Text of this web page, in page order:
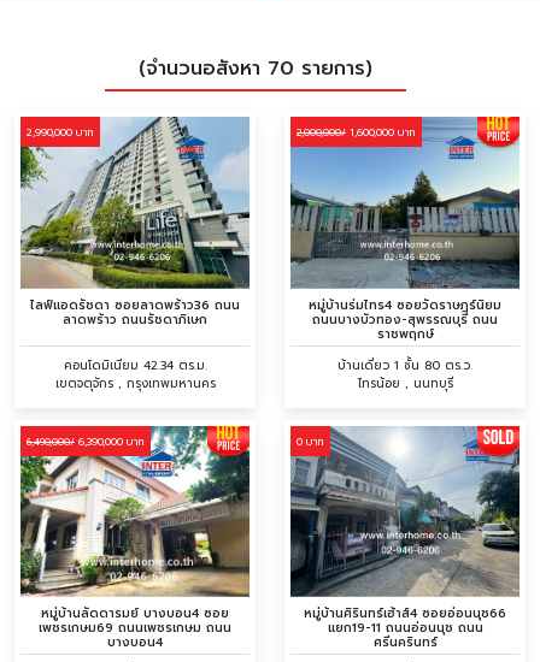
(จำนวนอสังหา 70 รายการ)
2,990,000 บาท
ไลฟ์แอดรัชดา ซอยลาดพร้าว36 ถนน
ลาดพร้าว ถนนรัชดาภิเษก
คอนโดมิเนียม 42.34 ตร.ม.
เขตจตุจักร , กรุงเทพมหานคร
2,000,000/ 1,600,000 บาท
หมู่บ้านร่มไทร4 ซอยวัดราษฎร์นิยม
ถนนบางบัวทอง-สุพรรณบุรี ถนน
ราชพฤกษ์
บ้านเดี่ยว 1 ชั้น 80 ตร.ว.
ไทรน้อย , นนทบุรี
6,490,000/ 6,390,000 บาท
หมู่บ้านลัดดารมย์ บางบอน4 ซอย
เพชรเกษม69 ถนนเพชรเกษม ถนน
บางบอน4
0 บาท
หมู่บ้านศิรินทร์เฮ้าส์4 ซอยอ่อนนุช66
แยก19-11 ถนนอ่อนนุช ถนน
ศรีนครินทร์